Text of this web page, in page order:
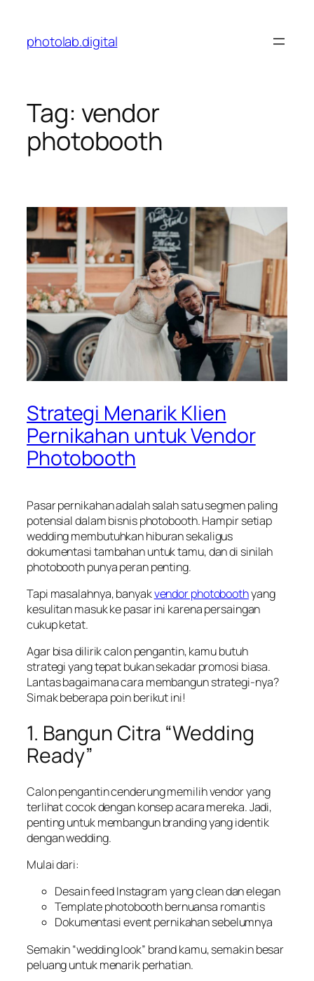
content
photolab.digital
Tag: vendor
photobooth
Strategi Menarik Klien
Pernikahan untuk Vendor
Photobooth
Pasar pernikahan adalah salah satu segmen paling
potensial dalam bisnis photobooth. Hampir setiap
wedding membutuhkan hiburan sekaligus
dokumentasi tambahan untuk tamu, dan di sinilah
photobooth punya peran penting.
Tapi masalahnya, banyakvendor photoboothyang
kesulitan masuk ke pasar ini karena persaingan
cukup ketat.
Agar bisa dilirik calon pengantin, kamu butuh
strategi yang tepat bukan sekadar promosi biasa.
Lantas bagaimana cara membangun strategi-nya?
Simak beberapa poin berikut ini!
1. Bangun Citra “Wedding
Ready”
Calon pengantin cenderung memilih vendor yang
terlihat cocok dengan konsep acara mereka. Jadi,
penting untuk membangun branding yang identik
dengan wedding.
Mulai dari:
Desain feed Instagram yang clean dan elegan
Template photobooth bernuansa romantis
Dokumentasi event pernikahan sebelumnya
Semakin “wedding look” brand kamu, semakin besar
peluang untuk menarik perhatian.